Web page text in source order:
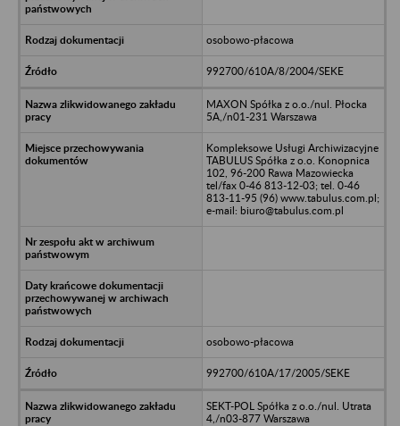
osobowo-płacowa
992700/610A/8/2004/SEKE
MAXON Spółka z o.o./nul. Płocka
5A,/n01-231 Warszawa
Kompleksowe Usługi Archiwizacyjne
TABULUS Spółka z o.o. Konopnica
102, 96-200 Rawa Mazowiecka
tel/fax 0-46 813-12-03; tel. 0-46
813-11-95 (96) www.tabulus.com.pl;
e-mail: biuro@tabulus.com.pl
osobowo-płacowa
992700/610A/17/2005/SEKE
SEKT-POL Spółka z o.o./nul. Utrata
4,/n03-877 Warszawa